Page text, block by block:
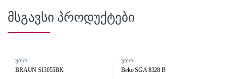
მსგავსი პროდუქტები
უთო
BRAUN SI3055BK
უთო
Beko SGA 8328 B